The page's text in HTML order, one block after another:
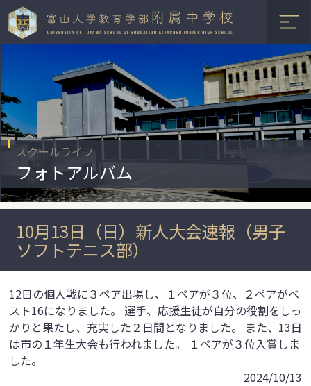
スクールライフ
フォトアルバム
10月13日（日）新人大会速報（男子
ソフトテニス部）
12日の個人戦に３ペア出場し、１ペアが３位、２ペアがベ
スト16になりました。 選手、応援生徒が自分の役割をしっ
かりと果たし、充実した２日間となりました。 また、13日
は市の１年生大会も行われました。 １ペアが３位入賞しま
した。
2024/10/13